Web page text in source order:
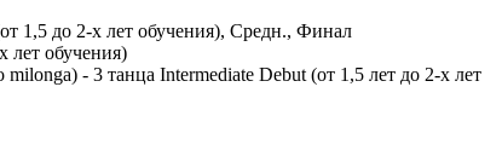
1,5 до 2-х лет обучения), Средн., Финал
лет обучения)
- 3 танца Intermediate Debut (от 1,5 лет до 2-х лет